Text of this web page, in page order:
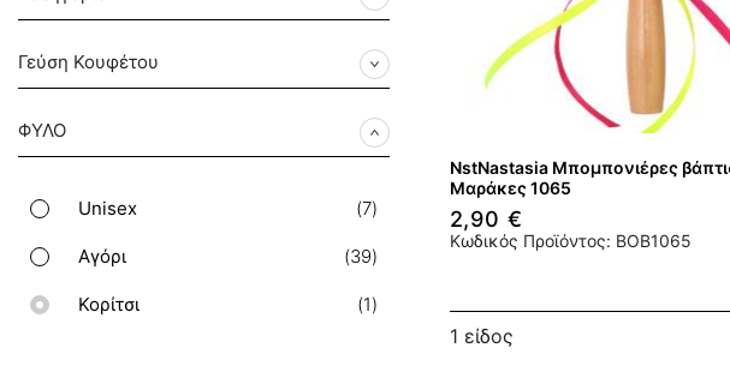
NstNastasia Μπομπονιέρες
Μαράκες 1065
2,90 €
Κωδικός Προϊόντος: BOB1065
1 είδος
Γεύση Κουφέτου
ΦΥΛΟ
Unisex 7
στοιχεία
Αγόρι 39
στοιχεία
Κορίτσι 1
στοιχείο